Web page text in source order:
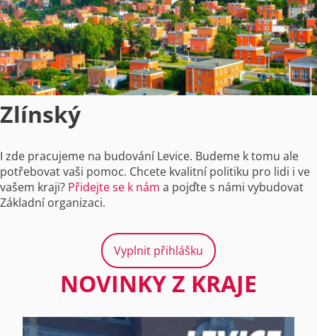
Zlínský
I zde pracujeme na budování Levice. Budeme k tomu ale
potřebovat vaši pomoc. Chcete kvalitní politiku pro lidi i ve
vašem kraji? Přidejte se k nám a pojďte s námi vybudovat
Základní organizaci.
Vyplnit přihlášku
NOVINKY Z KRAJE